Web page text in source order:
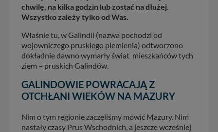
chwilę, na kilka godzin lub zostać na dłużej.
Wszystko zależy tylko od Was.
Właśnie tu, w Galindii (nazwa pochodzi od
wojowniczego pruskiego plemienia) odtworzono
dokładnie dawno wymarły świat mieszkańców tych
ziem – pruskich Galindów.
GALINDOWIE POWRACAJĄ Z
OTCHŁANI WIEKÓW NA MAZURY
Nim o tym regionie zaczęliśmy mówić Mazury. Nim
nastały czasy Prus Wschodnich, a jeszcze wcześniej